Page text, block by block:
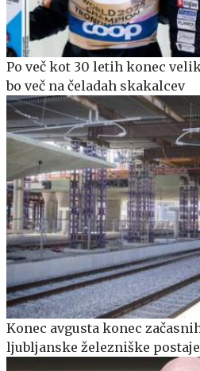
Po več kot 30 letih konec
bo več na čeladah skakalcev
Konec avgusta konec
ljubljanske železniške postaje